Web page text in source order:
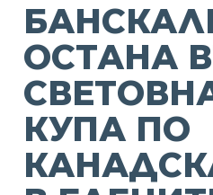
ОСТАНА
КУПА ПО